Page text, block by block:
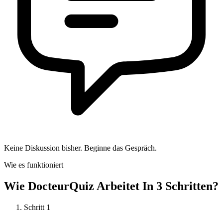
Keine Diskussion bisher. Beginne das Gespräch.
Wie es funktioniert
Wie DocteurQuiz Arbeitet In 3 Schritten?
Schritt 1